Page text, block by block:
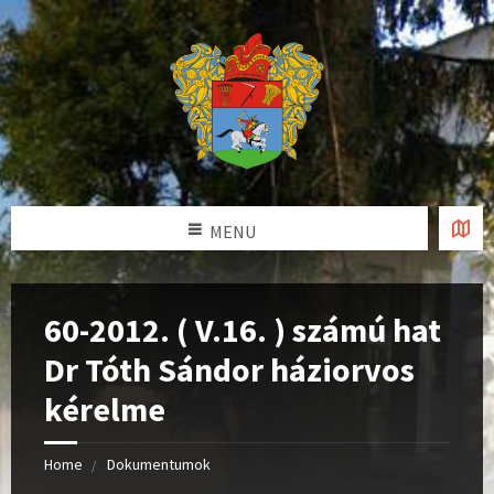
MENU
60-2012. ( V.16. ) számú hat
Dr Tóth Sándor háziorvos
kérelme
Home Dokumentumok